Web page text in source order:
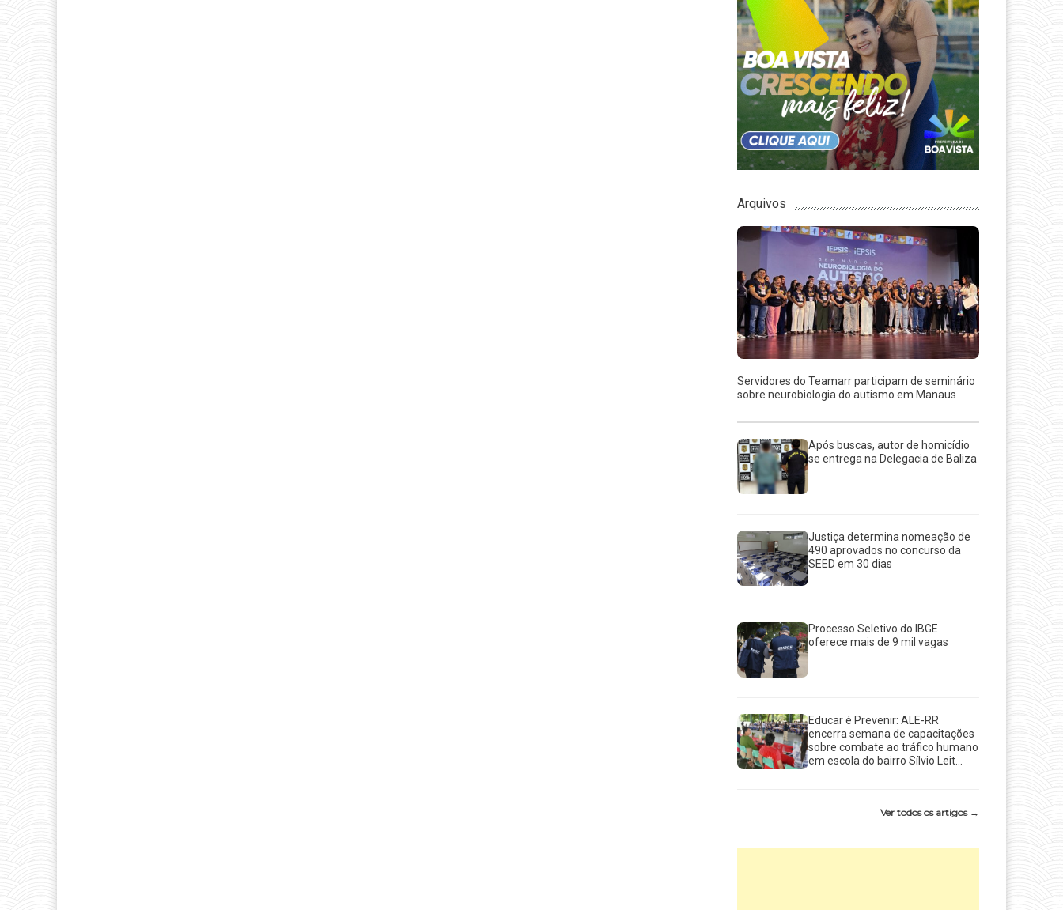
Arquivos
Servidores do Teamarr participam de seminário
sobre neurobiologia do autismo em Manaus
Após buscas, autor de homicídio
se entrega na Delegacia de Baliza
Justiça determina nomeação de
490 aprovados no concurso da
SEED em 30 dias
Processo Seletivo do IBGE
oferece mais de 9 mil vagas
Educar é Prevenir: ALE-RR
encerra semana de capacitações
sobre combate ao tráfico humano
em escola do bairro Sílvio Leit...
Ver todos os artigos →